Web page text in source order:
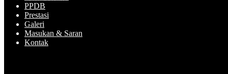
PPDB
Prestasi
Galeri
Masukan & Saran
Kontak